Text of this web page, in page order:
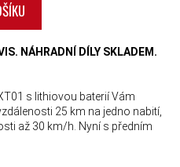
NÁHRADNÍ DÍLY SKLADEM.
s lithiovou baterií Vám
25 km na jedno nabití,
až 30 km/h. Nyní s předním